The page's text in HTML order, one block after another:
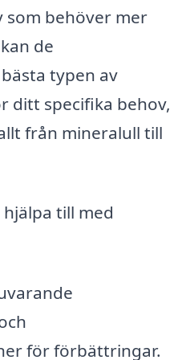
som behöver mer
de
typen av
ditt specifika behov,
från mineralull till
till med
för förbättringar.